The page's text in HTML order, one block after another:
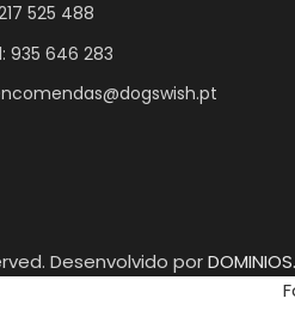
525 488
935 646 283
Desenvolvido por